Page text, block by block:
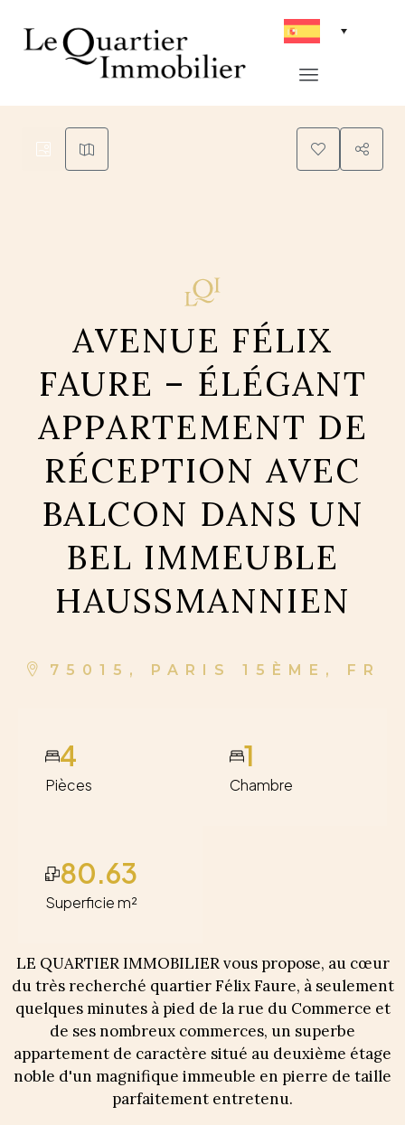
AVENUE FÉLIX
FAURE – ÉLÉGANT
APPARTEMENT DE
RÉCEPTION AVEC
BALCON DANS UN
BEL IMMEUBLE
HAUSSMANNIEN
75015, PARIS 15ÈME, FR
LE QUARTIER IMMOBILIER vous propose, au cœur
du très recherché quartier Félix Faure, à seulement
quelques minutes à pied de la rue du Commerce et
de ses nombreux commerces, un superbe
appartement de caractère situé au deuxième étage
noble d'un magnifique immeuble en pierre de taille
parfaitement entretenu.
Pièces
4
Chambre
1
Superficie m²
80.63